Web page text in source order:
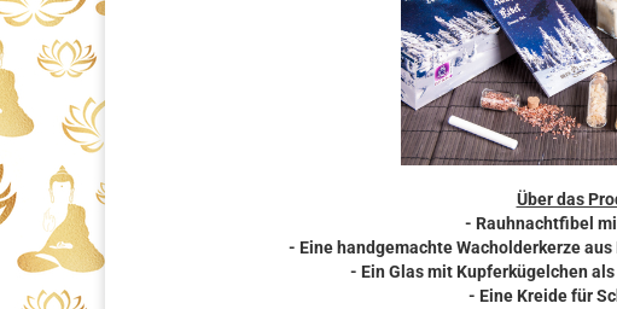
Über das
- Rauhnachtfibel
- Eine handgemachte Wacholderkerze
- Ein Glas mit Kupferkügelchen
- Eine Kreide für